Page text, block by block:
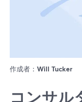
作成者： Will Tucker
コンサル